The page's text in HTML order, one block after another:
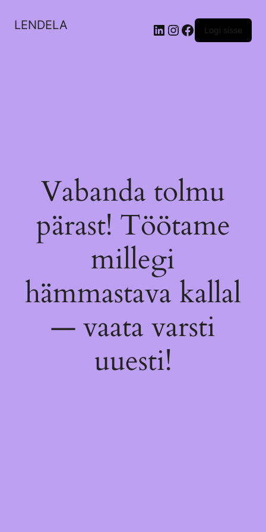
LENDELA LinkedIn
Instagram
Facebook
Logi sisse
Vabanda tolmu
pärast! Töötame
millegi
hämmastava kallal
— vaata varsti
uuesti!